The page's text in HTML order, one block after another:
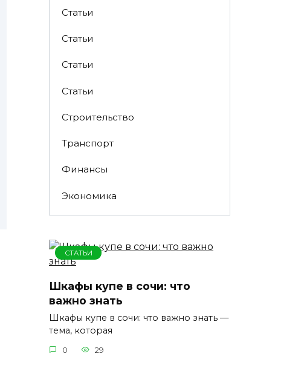
Статьи
Статьи
Статьи
Статьи
Строительство
Транспорт
Финансы
Экономика
СТАТЬИ
Шкафы купе в сочи: что
важно знать
Шкафы купе в сочи: что важно знать —
тема, которая
0 29